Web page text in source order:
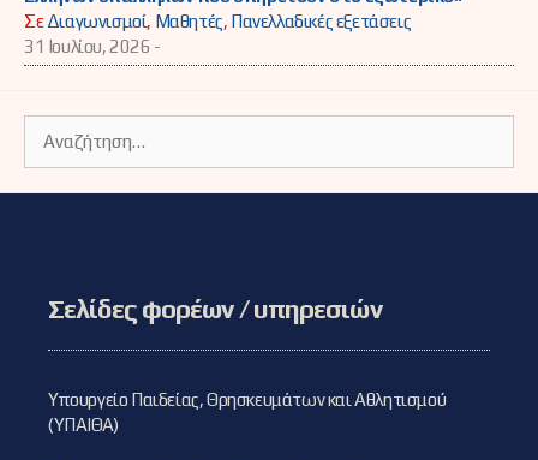
ΣεΔιαγωνισμοί, Μαθητές, Πανελλαδικές εξετάσεις
31 Ιουλίου, 2026 -
για:
Σελίδες φορέων / υπηρεσιών
Υπουργείο Παιδείας, Θρησκευμάτων και Αθλητισμού
(ΥΠΑΙΘΑ)